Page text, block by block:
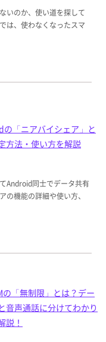
いのか、使い道を探して
は、使わなくなったスマ
「ニアバイシェア」と
方法・使い方を解説
Android同士でデータ共有
の機能の詳細や使い方、
の「無制限」とは？デー
音声通話に分けてわかり
説！